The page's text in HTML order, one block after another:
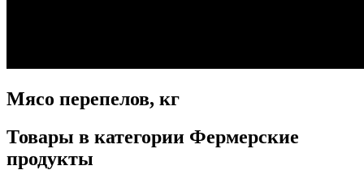
Мясо перепелов, кг
Товары в категории Фермерские
продукты